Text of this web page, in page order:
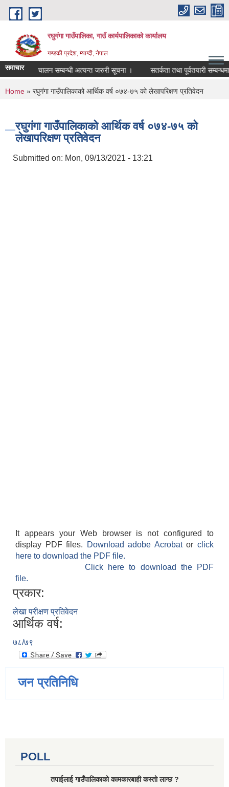
Skip to main content
रघुगंगा गाउँपालिका, गाउँ कार्यपालिकाको कार्यालय
गण्डकी प्रदेश, म्याग्दी, नेपाल
समाचार सञ्चालन सम्बन्धी अत्यन्त जरुरी सूचना । सतर्कता तथा पूर्वतयारी सम्बन्धमा।
You are here
Home » रघुगंगा गाउँपालिकाको आर्थिक वर्ष ०७४-७५ को लेखापरिक्षण प्रतिवेदन
रघुगंगा गाउँपालिकाको आर्थिक वर्ष ०७४-७५ को
लेखापरिक्षण प्रतिवेदन
Submitted on: Mon, 09/13/2021 - 13:21
It appears your Web browser is not configured to
display PDF files.
Download adobe Acrobatorclick
here to download the PDF file.
Click here to download the PDF
file.
प्रकार:
लेखा परीक्षण प्रतिवेदन
आर्थिक वर्ष:
७८/७९
जन प्रतिनिधि
POLL
तपाईलाई गाउँपालिकाको कामकारबाही कस्तो लाग्छ ?